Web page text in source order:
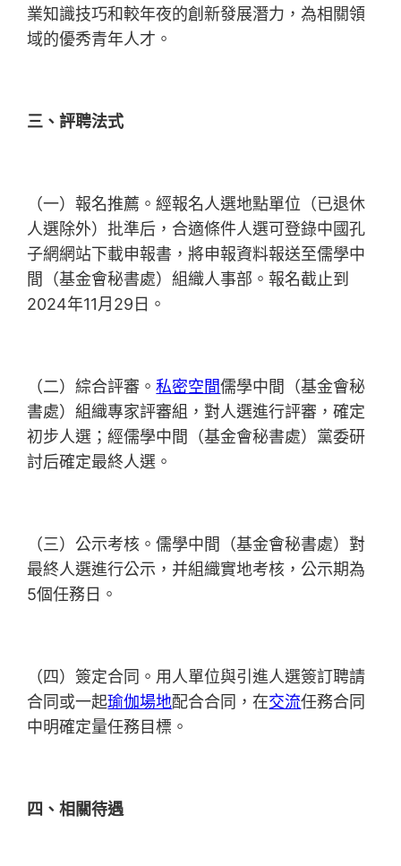
業知識技巧和較年夜的創新發展潛力，為相關領
域的優秀青年人才。
三、評聘法式
（一）報名推薦。經報名人選地點單位（已退休
人選除外）批準后，合適條件人選可登錄中國孔
子網網站下載申報書，將申報資料報送至儒學中
間（基金會秘書處）組織人事部。報名截止到
2024年11月29日。
（二）綜合評審。私密空間儒學中間（基金會秘
書處）組織專家評審組，對人選進行評審，確定
初步人選；經儒學中間（基金會秘書處）黨委研
討后確定最終人選。
（三）公示考核。儒學中間（基金會秘書處）對
最終人選進行公示，并組織實地考核，公示期為
5個任務日。
（四）簽定合同。用人單位與引進人選簽訂聘請
合同或一起瑜伽場地配合合同，在交流任務合同
中明確定量任務目標。
四、相關待遇